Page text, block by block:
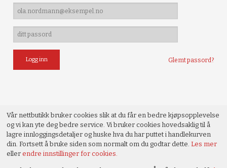
Glemt passord?
Vår nettbutikk bruker cookies slik at du får en bedre kjøpsopplevelse
og vi kan yte deg bedre service. Vi bruker cookies hovedsaklig til å
lagre innloggingsdetaljer og huske hva du har puttet i handlekurven
din. Fortsett å bruke siden som normalt om du godtar dette.Les mer
ellerendre innstillinger for cookies.